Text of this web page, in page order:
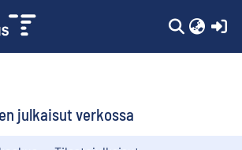
julkaisut verkossa